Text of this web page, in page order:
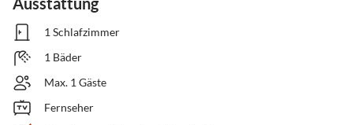
1 Schlafzimmer
1 Bäder
Max. 1 Gäste
Fernseher